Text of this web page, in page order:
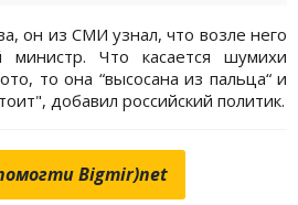
он из СМИ узнал, что возле него
министр. Что касается шумихи
то она “высосана из пальца“ и
добавил российский политик.
Bigmir)net